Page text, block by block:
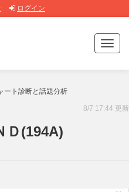
ログイン
T
o
g
ト診断と話題分析
8/7 17:44 更新
(194A)